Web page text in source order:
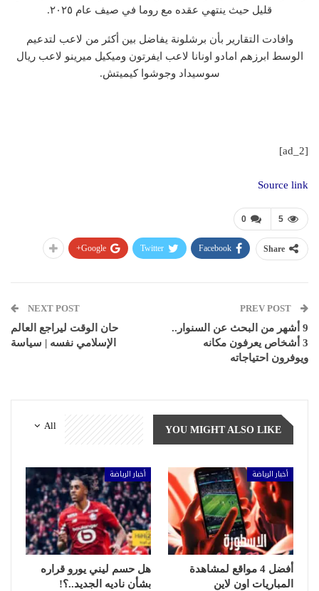
قليل حيث ينتهي عقده مع روما في صيف عام ٢٠٢٥.
وافادت التقارير بأن برشلونة يفاضل بين أكثر من لاعب لتدعيم
الوسط ابرزهم امادو اونانا لاعب ايفرتون وميكيل ميرينو لاعب ريال
سوسيداد وجوشوا كيميتش.
[ad_2]
Source link
0 5
Share
Facebook
Twitter
Google+
9 أشهر من البحث عن السنوار..
3 أشخاص يعرفون مكانه
ويوفرون احتياجاته
NEXT POST
حان الوقت ليراجع العالم
الإسلامي نفسه | سياسة
All YOU MIGHT ALSO LIKE
أخبار الرياضة
أفضل 4 مواقع لمشاهدة
المباريات اون لاين
أخبار الرياضة
هل حسم ليني يورو قراره
بشأن ناديه الجديد..؟!